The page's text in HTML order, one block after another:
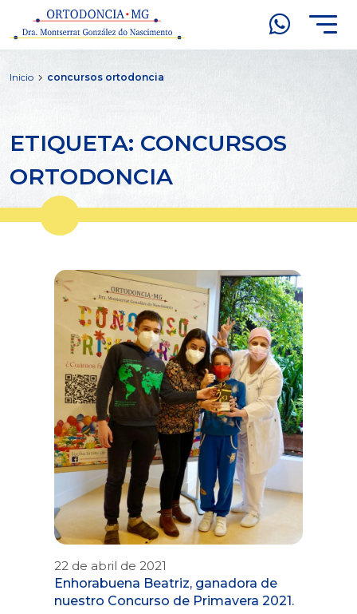
Inicio concursos ortodoncia
ETIQUETA: CONCURSOS
ORTODONCIA
22 de abril de 2021
Enhorabuena Beatriz, ganadora de
nuestro Concurso de Primavera 2021.